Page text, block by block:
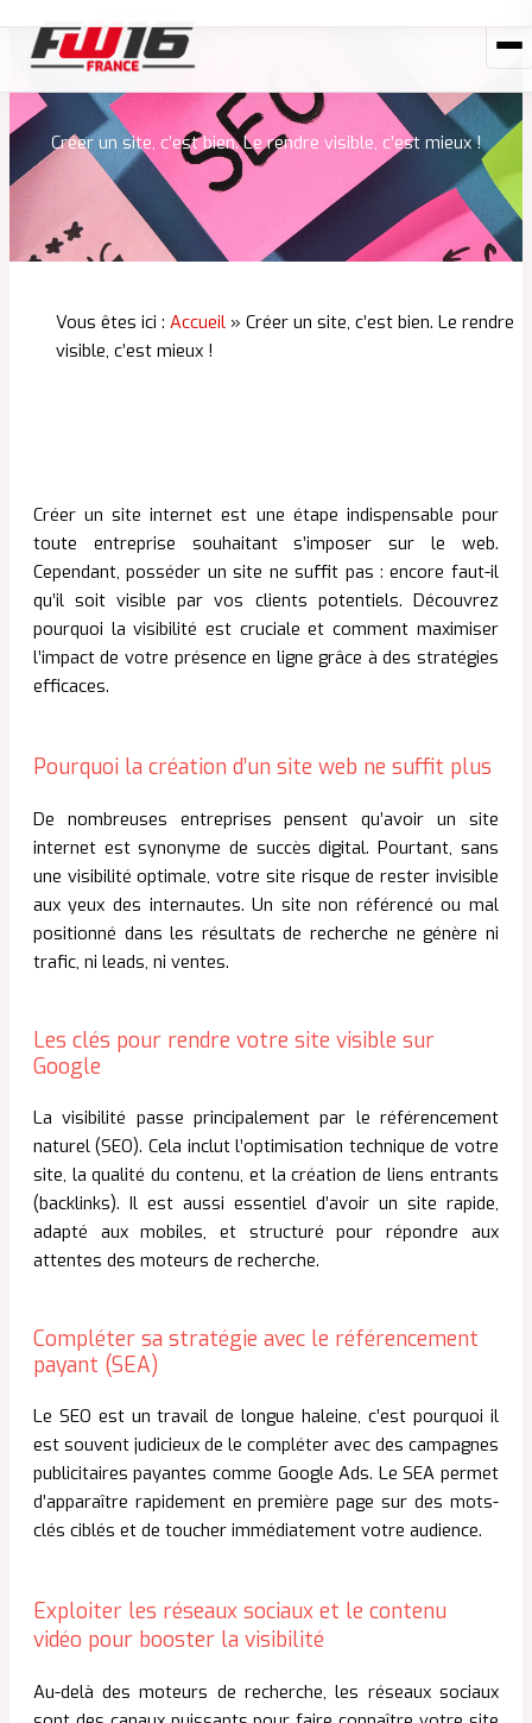
contenu
Créer un site, c’est bien. Le rendre visible, c’est mieux !
Vous êtes ici :Accueil »Créer un site, c’est bien. Le rendre
visible, c’est mieux !
Créer un site internet est une étape indispensable pour
toute entreprise souhaitant s’imposer sur le web.
Cependant, posséder un site ne suffit pas : encore faut-il
qu’il soit visible par vos clients potentiels. Découvrez
pourquoi la visibilité est cruciale et comment maximiser
l’impact de votre présence en ligne grâce à des stratégies
efficaces.
Pourquoi la création d’un site web ne suffit plus
De nombreuses entreprises pensent qu’avoir un site
internet est synonyme de succès digital. Pourtant, sans
une visibilité optimale, votre site risque de rester invisible
aux yeux des internautes. Un site non référencé ou mal
positionné dans les résultats de recherche ne génère ni
trafic, ni leads, ni ventes.
Les clés pour rendre votre site visible sur
Google
La visibilité passe principalement par le référencement
naturel (SEO). Cela inclut l’optimisation technique de votre
site, la qualité du contenu, et la création de liens entrants
(backlinks). Il est aussi essentiel d’avoir un site rapide,
adapté aux mobiles, et structuré pour répondre aux
attentes des moteurs de recherche.
Compléter sa stratégie avec le référencement
payant (SEA)
Le SEO est un travail de longue haleine, c’est pourquoi il
est souvent judicieux de le compléter avec des campagnes
publicitaires payantes comme Google Ads. Le SEA permet
d’apparaître rapidement en première page sur des mots-
clés ciblés et de toucher immédiatement votre audience.
Exploiter les réseaux sociaux et le contenu
vidéo pour booster la visibilité
Au-delà des moteurs de recherche, les réseaux sociaux